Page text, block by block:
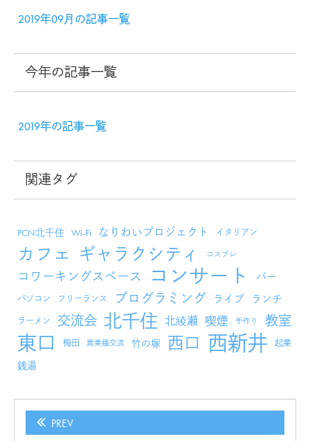
2019年09月の記事一覧
今年の記事一覧
2019年の記事一覧
関連タグ
PCN北千住 Wi-Fi なりわいプロジェクト イタリアン
カフェ ギャラクシティ コスプレ
コワーキングスペース コンサート バー
パソコン フリーランス プログラミング ライブ ランチ
ラーメン 交流会 北千住 北綾瀬 喫煙 手作り 教室
東口 梅田 異業種交流 竹の塚 西口 西新井 起業
銭湯
PREV